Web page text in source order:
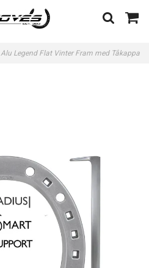
Alu Legend Flat Vinter Fram med Tåkappa